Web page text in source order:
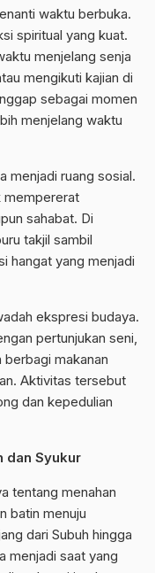
waktu berbuka.
spiritual yang kuat.
menjelang senja
mengikuti kajian di
sebagai momen
menjelang waktu
menjadi ruang sosial.
mempererat
sahabat. Di
takjil sambil
hangat yang menjadi
ekspresi budaya.
pertunjukan seni,
makanan
Aktivitas tersebut
dan kepedulian
dan Syukur
tentang menahan
batin menuju
dari Subuh hingga
menjadi saat yang